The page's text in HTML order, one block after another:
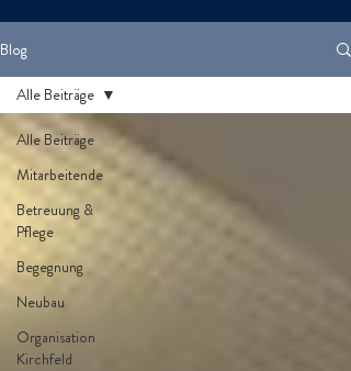
Blog
Alle Beiträge
Mitarbeitende
Betreuung &
Pflege
Begegnung
Neubau
Organisation
Kirchfeld
Alle Beiträge